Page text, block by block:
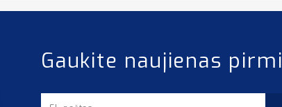
Gaukite naujienas pirmi